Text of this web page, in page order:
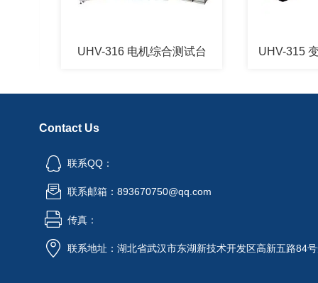
UHV-316 电机综合测试台 UHV-315 变压
Contact Us
联系QQ：
联系邮箱：893670750@qq.com
传真：
联系地址：湖北省武汉市东湖新技术开发区高新五路84